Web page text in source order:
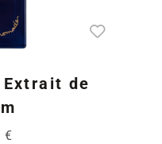
Extrait de
€